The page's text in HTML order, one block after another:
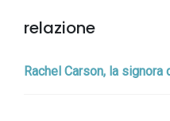
relazione
Rachel Carson, la